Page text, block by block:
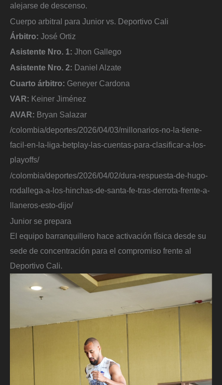
alejarse de descenso.
Cuerpo arbitral para Junior vs. Deportivo Cali
Árbitro: José Ortiz
Asistente Nro. 1: Jhon Gallego
Asistente Nro. 2: Daniel Alzate
Cuarto árbitro: Geneyer Cardona
VAR: Keiner Jiménez
AVAR: Bryan Salazar
/colombia/deportes/2026/04/03/millonarios-no-la-tiene-
facil-en-la-liga-betplay-las-cuentas-para-clasificar-a-los-
playoffs/
/colombia/deportes/2026/04/02/dura-respuesta-de-hugo-
rodallega-a-los-hinchas-de-santa-fe-tras-derrota-frente-a-
llaneros-esto-dijo/
Junior se prepara
El equipo barranquillero hace activación física desde su
sede de concentración para el compromiso frente al
Deportivo Cali.